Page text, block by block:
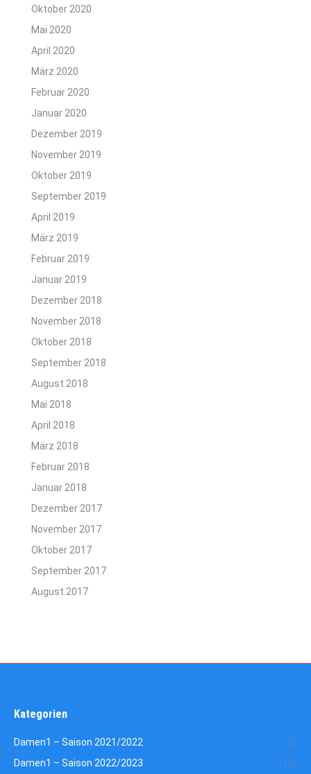
Oktober 2020
Mai 2020
April 2020
März 2020
Februar 2020
Januar 2020
Dezember 2019
November 2019
Oktober 2019
September 2019
April 2019
März 2019
Februar 2019
Januar 2019
Dezember 2018
November 2018
Oktober 2018
September 2018
August 2018
Mai 2018
April 2018
März 2018
Februar 2018
Januar 2018
Dezember 2017
November 2017
Oktober 2017
September 2017
August 2017
Kategorien
Damen1 – Saison 2021/2022
(5)
Damen1 – Saison 2022/2023
(16)